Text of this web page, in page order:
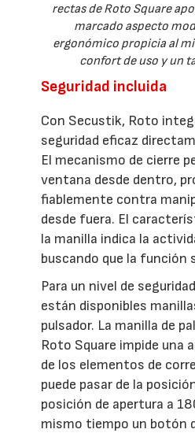
rectas de Roto Square
marcado aspecto
ergonómico propicia al
confort de uso y un
Seguridad incluida
Con Secustik, Roto
seguridad eficaz
El mecanismo de cierre
ventana desde dentro,
fiablemente contra
desde fuera. El
la manilla indica la
buscando que la función
Para un nivel de
están disponibles
pulsador. La manilla de
Roto Square impide una
de los elementos de
puede pasar de la
posición de apertura a
mismo tiempo un botón